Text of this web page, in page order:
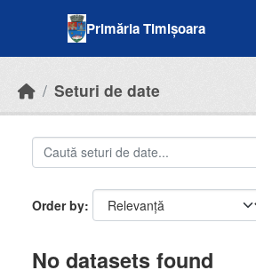
Primăria Timișoara
Seturi de date
Order by
No datasets found